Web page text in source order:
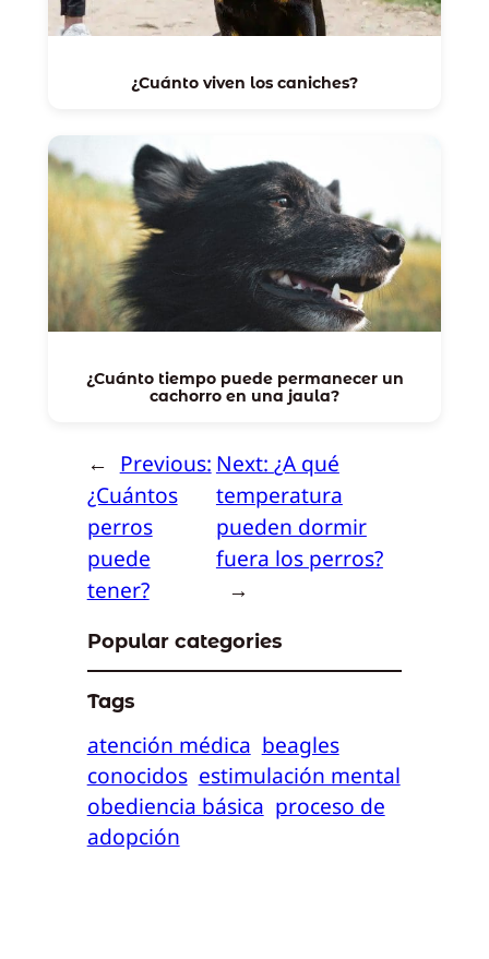
¿Cuánto viven los caniches?
¿Cuánto tiempo puede permanecer un
cachorro en una jaula?
← Previous:
¿Cuántos
perros
puede
tener?
Next: ¿A qué
temperatura
pueden dormir
fuera los perros?
→
Popular categories
Tags
atención médica beagles
conocidos estimulación mental
obediencia básica proceso de
adopción